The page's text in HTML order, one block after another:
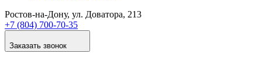
Ростов-на-Дону, ул. Доватора, 213
+7 (804) 700-70-35
Заказать звонок